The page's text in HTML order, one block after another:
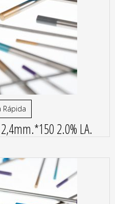
Rápida
2.0% LA.